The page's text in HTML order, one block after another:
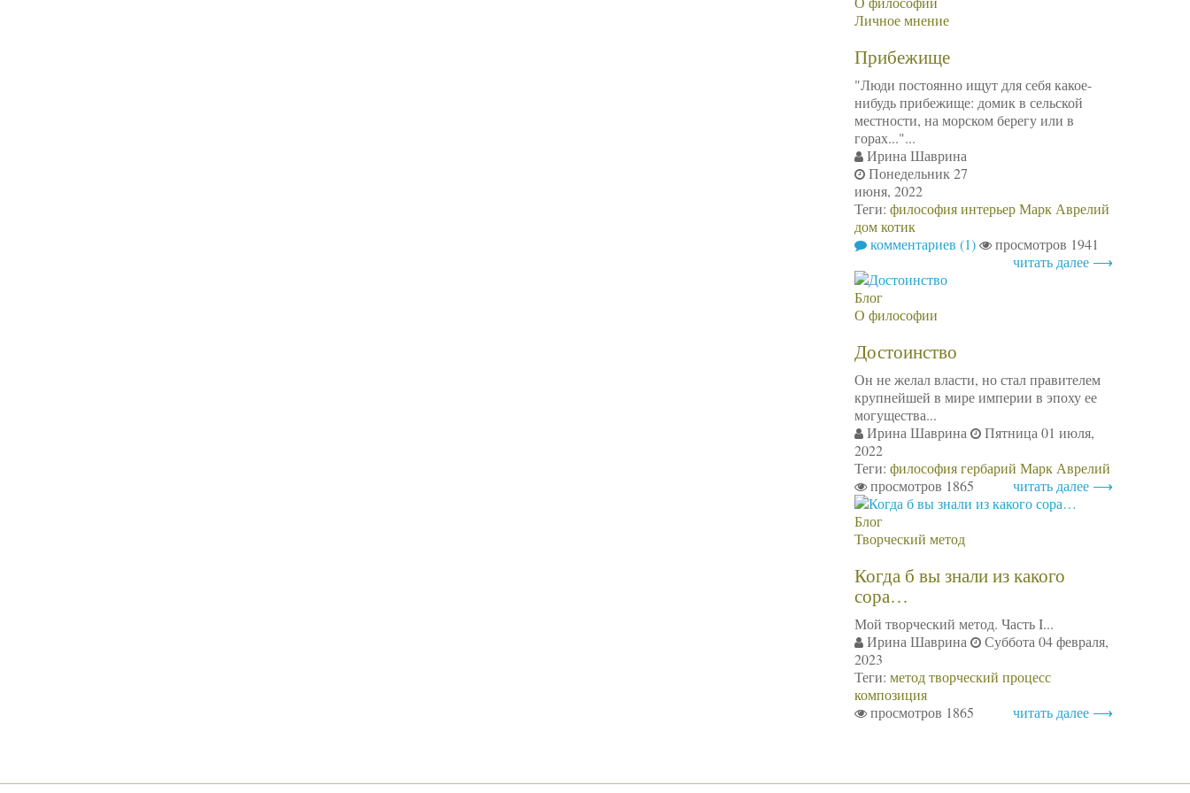
Личное мнение
Прибежище
"Люди постоянно ищут для себя какое-
нибудь прибежище: домик в сельской
местности, на морском берегу или в
горах..."...
Ирина Шаврина
Понедельник 27
июня, 2022
Теги: философия интерьер Марк Аврелий
дом котик
комментариев (1)
просмотров 1941
читать далее ⟶
Блог
О философии
Достоинство
Он не желал власти, но стал правителем
крупнейшей в мире империи в эпоху ее
могущества...
Ирина Шаврина
Пятница 01 июля,
2022
Теги: философия гербарий Марк Аврелий
просмотров 1865
читать далее ⟶
Блог
Творческий метод
Когда б вы знали из какого
сора…
Мой творческий метод. Часть I...
Ирина Шаврина
Суббота 04 февраля,
2023
Теги: метод творческий процесс
композиция
просмотров 1865
читать далее ⟶